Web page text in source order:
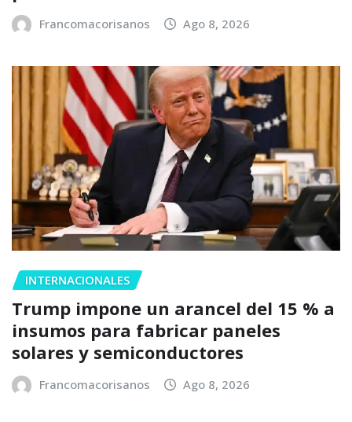
Francomacorisanos Ago 8, 2026
INTERNACIONALES
Trump impone un arancel del 15 % a
insumos para fabricar paneles
solares y semiconductores
Francomacorisanos Ago 8, 2026